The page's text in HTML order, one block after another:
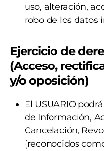
uso, alteración,
robo de los datos
Ejercicio de
(Acceso,
y/o oposición)
El USUARIO
de Información,
Cancelación,
(reconocidos